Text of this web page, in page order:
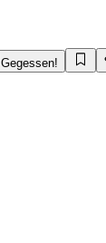
Gegessen!